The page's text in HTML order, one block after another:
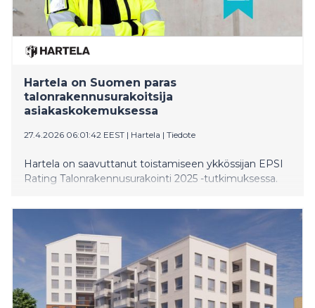
Hartela on Suomen paras
talonrakennusurakoitsija
asiakaskokemuksessa
27.4.2026 06:01:42 EEST | Hartela | Tiedote
Hartela on saavuttanut toistamiseen ykkössijan EPSI
Rating Talonrakennusurakointi 2025 -tutkimuksessa.